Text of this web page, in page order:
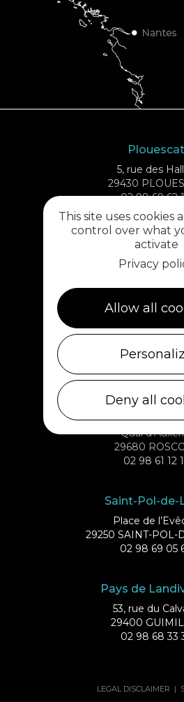
Plouescat
5, rue des
29430
02 98 69 62
Cléder
1 rue de
29233
02 98 69 43
Ile de
29253 ILE DE
02 98 61 75
Quai
29680
02 98 61 12
Saint-Pol-de-
Place de
29250 SAINT-POL-
02 98 69 05
Pays de
53, rue du
29400
02 98 68 33
LEGAL DISCLAIMER |
This site uses cookies
control over what
activate
Privacy
Allow all
Deny all